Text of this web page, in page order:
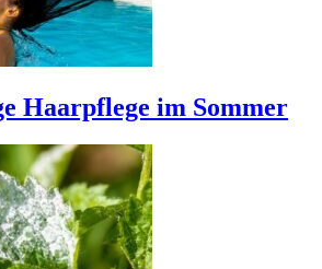
Haarpflege im Sommer